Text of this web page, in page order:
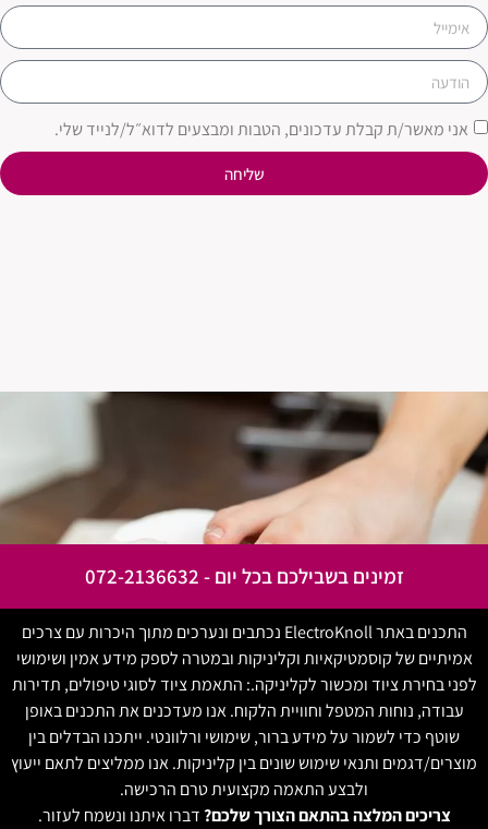
אני מאשר/ת קבלת עדכונים, הטבות ומבצעים לדוא״ל/לנייד שלי.
שליחה
זמינים בשבילכם בכל יום - 072-2136632
התכנים באתר ElectroKnoll נכתבים ונערכים מתוך היכרות עם צרכים
אמיתיים של קוסמטיקאיות וקליניקות ובמטרה לספק מידע אמין ושימושי
לפני בחירת ציוד ומכשור לקליניקה.: התאמת ציוד לסוגי טיפולים, תדירות
עבודה, נוחות המטפל וחוויית הלקוח. אנו מעדכנים את התכנים באופן
שוטף כדי לשמור על מידע ברור, שימושי ורלוונטי. ייתכנו הבדלים בין
מוצרים/דגמים ותנאי שימוש שונים בין קליניקות. אנו ממליצים לתאם ייעוץ
ולבצע התאמה מקצועית טרם הרכישה.
צריכים המלצה בהתאם הצורך שלכם?דברו איתנו ונשמח לעזור.